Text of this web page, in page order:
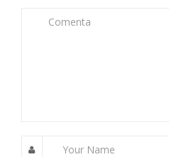
Comenta
Your Name